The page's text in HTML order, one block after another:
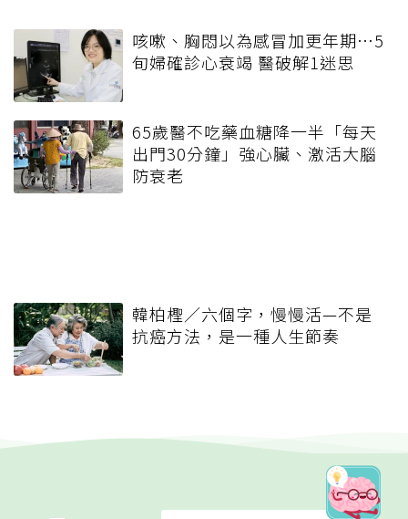
咳嗽、胸悶以為感冒加更年期…5
旬婦確診心衰竭 醫破解1迷思
65歲醫不吃藥血糖降一半「每天
出門30分鐘」強心臟、激活大腦
防衰老
韓柏檉／六個字，慢慢活—不是
抗癌方法，是一種人生節奏